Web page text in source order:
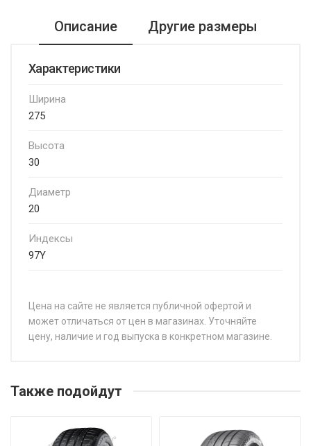
Описание Другие размеры
Характеристики
Ширина
275
Высота
30
Диаметр
20
Индексы
97Y
Цена на сайте не является публичной офертой и
может отличаться от цен в магазинах. Уточняйте
цену, наличие и год выпуска в конкретном магазине.
Grenlander Estrella 88 195/45R16 84V
Также подойдут